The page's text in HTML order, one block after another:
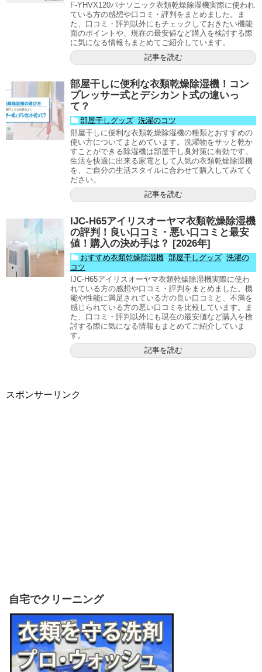
F-YHVX120パナソニック衣類乾燥除湿機実際に使われ
ている方の感想や口コミ・評判をまとめました。ま
た、口コミ・評判以外にもチェックしておきたい機能
面のポイントや、現在の最安値など購入を検討する際
に気になる情報もまとめてご紹介しています。
記事を読む
部屋干しに便利な衣類乾燥除湿機！コン
プレッサー式とデシカント式の違いっ
て？
部屋干しグッズ, 洗濯のコツ
部屋干しに便利な衣類乾燥除湿機の種類とおすすめの
使い方についてまとめています。洗濯物をサッと乾か
すことができる除湿機は部屋干し臭対策に有効です。
生活を快適に出来る家電として人気の衣類乾燥除湿機
を、ご自分の生活スタイルに合わせて購入してみてく
ださい。
記事を読む
IJC-H65アイリスオーヤマ衣類乾燥除湿機
の評判！良い口コミ・悪い口コミと最安
値！購入の決め手は？ [2026年]
おすすめ衣類乾燥除湿機, 部屋干しグッズ, 洗濯の
コツ
IJC-H65アイリスオーヤマ衣類乾燥除湿機実際に使わ
れている方の感想や口コミ・評判をまとめました。機
能や性能に満足されている方の良い口コミと、不満を
感じられている方の悪い口コミを比較しています。ま
た、口コミ・評判以外にも現在の最安値など購入を検
討する際に気になる情報もまとめてご紹介していま
す。
記事を読む
スポンサーリンク
自宅でクリーニング